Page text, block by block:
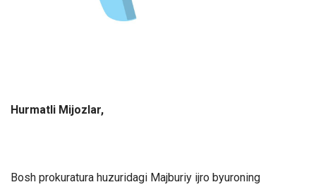
Hurmatli Mijozlar,
Bosh prokuratura huzuridagi Majburiy ijro byuroning